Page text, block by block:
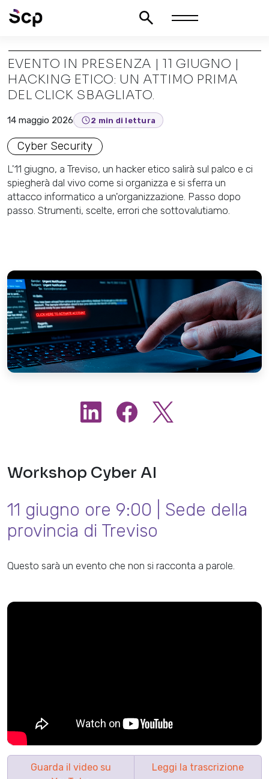
EVENTO IN PRESENZA | 11 GIUGNO |
HACKING ETICO: UN ATTIMO PRIMA
DEL CLICK SBAGLIATO.
14 maggio 2026 2 min di lettura
Cyber Security
L'11 giugno, a Treviso, un hacker etico salirà sul palco e ci
spiegherà dal vivo come si organizza e si sferra un
attacco informatico a un'organizzazione. Passo dopo
passo. Strumenti, scelte, errori che sottovalutiamo.
Workshop Cyber AI
11 giugno ore 9:00 | Sede della
provincia di Treviso
Questo sarà un evento che non si racconta a parole.
Guarda il video su
Leggi la trascrizione